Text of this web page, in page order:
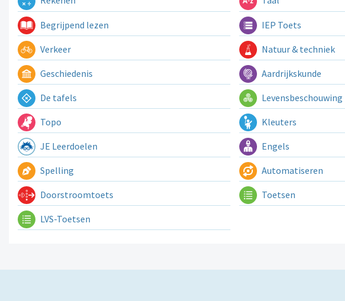
Begrijpend lezen IEP Toets
Verkeer Natuur & techniek
Geschiedenis Aardrijkskunde
De tafels Levensbeschouwing
Topo Kleuters
JE Leerdoelen Engels
Spelling Automatiseren
Doorstroomtoets Toetsen
LVS-Toetsen